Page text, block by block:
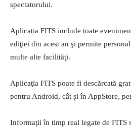
spectatorului.
Aplicația FITS include toate
ediţiei din acest an şi permite
multe alte facilități.
Aplicaţia FITS poate fi descărcată
pentru Android, cât și în AppStore,
Informații în timp real legate de FITS